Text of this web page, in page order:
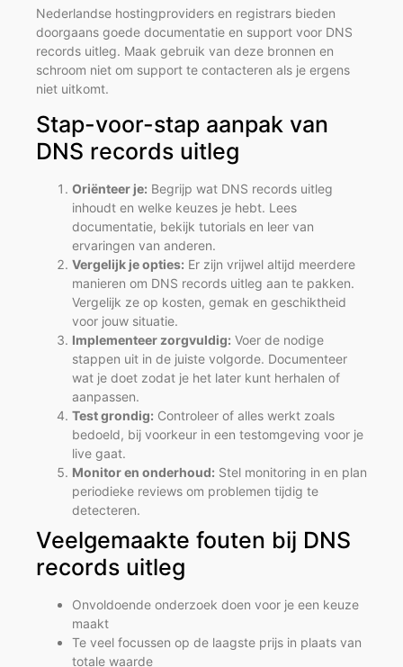
Nederlandse hostingproviders en registrars bieden
doorgaans goede documentatie en support voor DNS
records uitleg. Maak gebruik van deze bronnen en
schroom niet om support te contacteren als je ergens
niet uitkomt.
Stap-voor-stap aanpak van
DNS records uitleg
Oriënteer je: Begrijp wat DNS records uitleg
inhoudt en welke keuzes je hebt. Lees
documentatie, bekijk tutorials en leer van
ervaringen van anderen.
Vergelijk je opties: Er zijn vrijwel altijd meerdere
manieren om DNS records uitleg aan te pakken.
Vergelijk ze op kosten, gemak en geschiktheid
voor jouw situatie.
Implementeer zorgvuldig: Voer de nodige
stappen uit in de juiste volgorde. Documenteer
wat je doet zodat je het later kunt herhalen of
aanpassen.
Test grondig: Controleer of alles werkt zoals
bedoeld, bij voorkeur in een testomgeving voor je
live gaat.
Monitor en onderhoud: Stel monitoring in en plan
periodieke reviews om problemen tijdig te
detecteren.
Veelgemaakte fouten bij DNS
records uitleg
Onvoldoende onderzoek doen voor je een keuze
maakt
Te veel focussen op de laagste prijs in plaats van
totale waarde